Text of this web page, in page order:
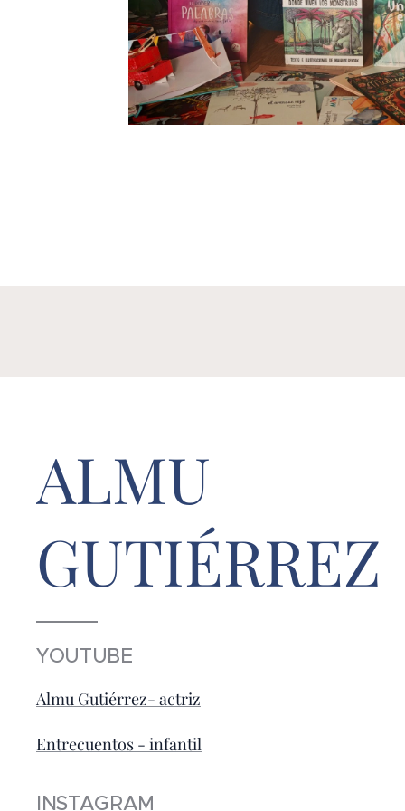
ALMU
GUTIÉRREZ
YOUTUBE
Almu Gutiérrez- actriz
Entrecuentos - infantil
INSTAGRAM